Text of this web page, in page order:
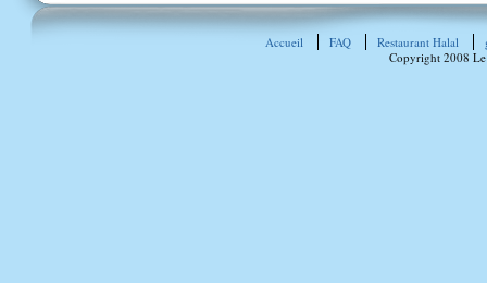
Accueil FAQ Restaurant Halal
Copyright 2008